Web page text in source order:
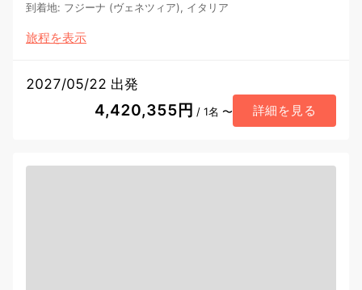
到着地: フジーナ (ヴェネツィア), イタリア
旅程を表示
2027/05/22 出発
4,420,355円 / 1名 〜 詳細を見る